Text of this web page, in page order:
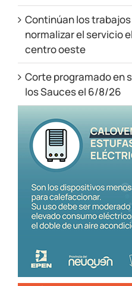
Continúan los trabajos
normalizar el servicio
centro oeste
Corte programado en
los Sauces el 6/8/26